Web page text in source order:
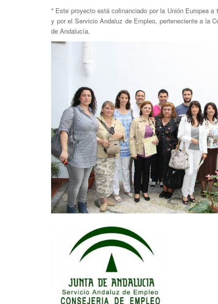
* Este proyecto está cofinanciado por la Unión Europea a
y por el Servicio Andaluz de Empleo, perteneciente a la
de Andalucía.